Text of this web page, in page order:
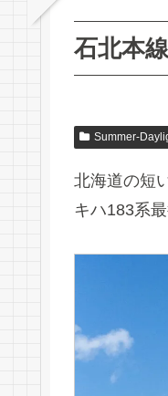
石北本
Summer-
北海道の短
キハ183系